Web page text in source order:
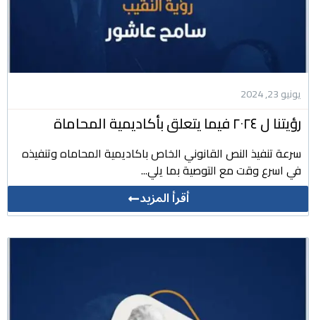
يونيو 23, 2024
رؤيتنا ل ٢٠٢٤ فيما يتعلق بأكاديمية المحاماة
سرعة تنفيذ النص القانوني الخاص باكاديمية المحاماه وتنفيذه
في اسرع وقت مع التوصية بما يلي...
أقرأ المزيد